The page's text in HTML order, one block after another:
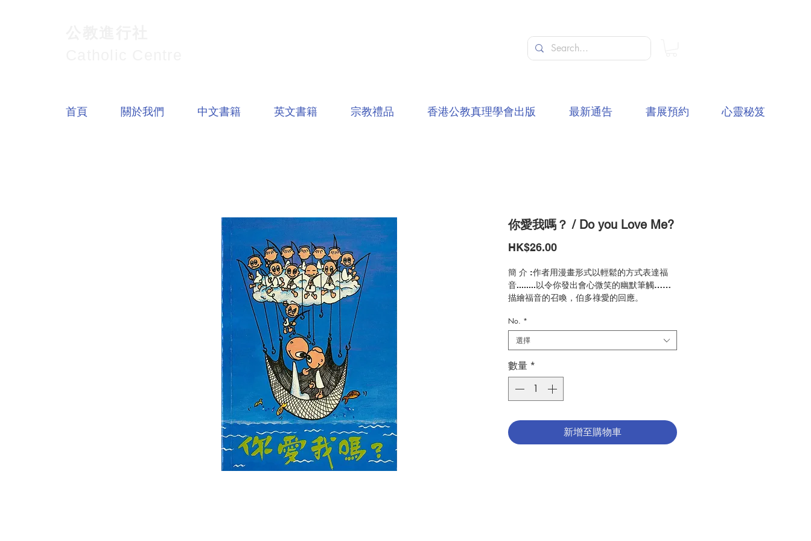
你愛我嗎？ / Do you Love Me?
HK$26.00價
簡 介 :作者用漫畫形式以輕鬆的方式表達福
音........以令你發出會心微笑的幽默筆觸……
描繪福音的召喚，伯多祿愛的回應。
頁 數 :176
ISBN:9789627096467
No. 3106009143
No. *
選擇
數量 *
新增至購物車
首頁 關於我們 中文書籍 英文書籍 宗教禮品 香港公教真理學會出版 最新通告 書展預約 心靈秘笈